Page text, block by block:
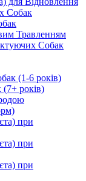
Собак
Травленням
Собак
(1-6 років)
років)
при
при
при